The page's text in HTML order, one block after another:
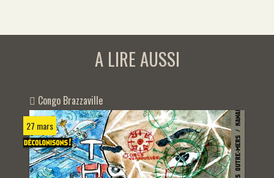
A LIRE AUSSI
Congo Brazzaville
27 mars